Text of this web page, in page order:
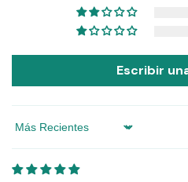
Escribir
Sort by